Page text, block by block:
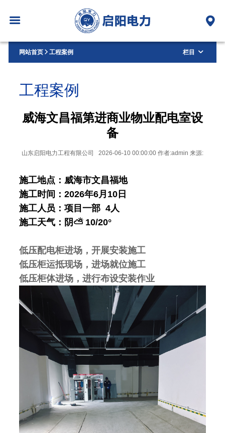
网站首页 工程案例 栏目
工程案例
威海文昌福第进商业物业配电室设
备
山东启阳电力工程有限公司 2026-06-10 00:00:00 作者:admin 来源:
施工地点：威海市文昌福地
施工时间：2026年6月10日
施工人员：项目一部 4人
施工天气：阴⛅ 10/20°
低压配电柜进场，开展安装施工
低压柜运抵现场，进场就位施工
低压柜体进场，进行布设安装作业